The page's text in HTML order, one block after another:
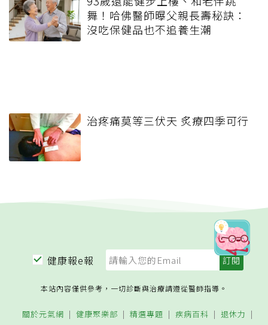
舞！哈佛醫師曝父親長壽秘訣：
沒吃保健品也不追養生潮
治疼痛莫等三伏天 炙療四季可行
健康報e報
本站內容僅供參考，一切診斷與治療請遵從醫師指導。
關於元氣網 健康聚樂部 精選專題 疾病百科 退休力